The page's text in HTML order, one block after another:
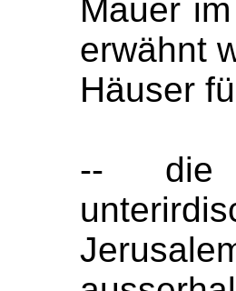
Mauer
erwähnt
Häuser
-- die